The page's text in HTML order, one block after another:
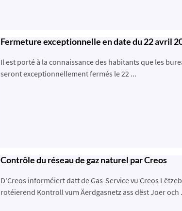
Fermeture exceptionnelle en date du 22 avril
Il est porté à la connaissance des habitants que les
seront exceptionnellement fermés le 22 ...
Contrôle du réseau de gaz naturel par Creos
D'Creos informéiert datt de Gas-Service vu Creos
rotéierend Kontroll vum Äerdgasnetz ass dëst Joer och